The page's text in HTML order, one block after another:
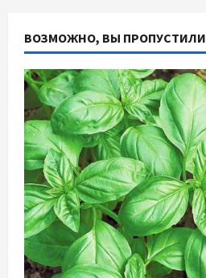
ВОЗМОЖНО, ВЫ ПРОПУСТИЛИ